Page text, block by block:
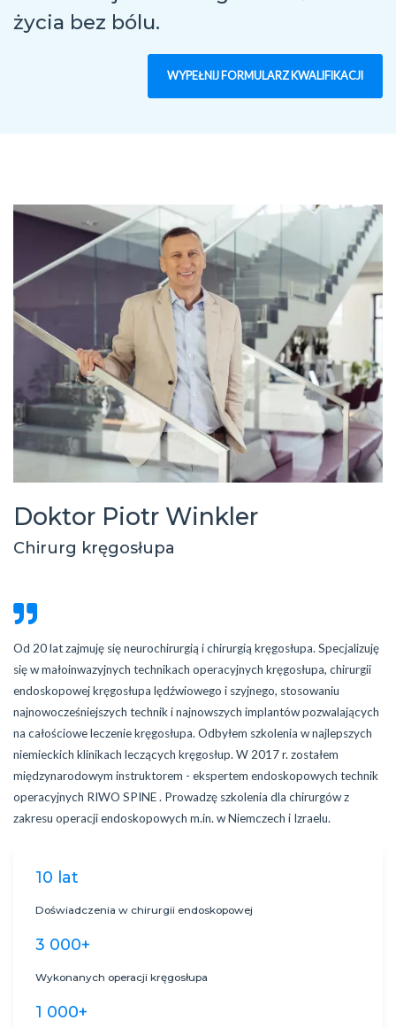
życia bez bólu.
WYPEŁNIJ FORMULARZ KWALIFIKACJI
Doktor Piotr Winkler
Chirurg kręgosłupa
Od 20 lat zajmuję się neurochirurgią i chirurgią kręgosłupa. Specjalizuję
się w małoinwazyjnych technikach operacyjnych kręgosłupa, chirurgii
endoskopowej kręgosłupa lędźwiowego i szyjnego, stosowaniu
najnowocześniejszych technik i najnowszych implantów pozwalających
na całościowe leczenie kręgosłupa. Odbyłem szkolenia w najlepszych
niemieckich klinikach leczących kręgosłup. W 2017 r. zostałem
międzynarodowym instruktorem - ekspertem endoskopowych technik
operacyjnych RIWO SPINE . Prowadzę szkolenia dla chirurgów z
zakresu operacji endoskopowych m.in. w Niemczech i Izraelu.
10 lat
Doświadczenia w chirurgii endoskopowej
3 000+
Wykonanych operacji kręgosłupa
1 000+